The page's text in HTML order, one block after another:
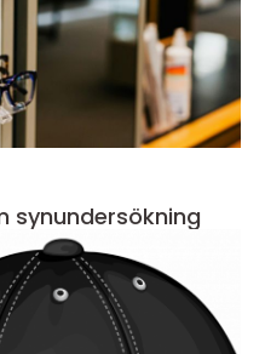
synundersökning